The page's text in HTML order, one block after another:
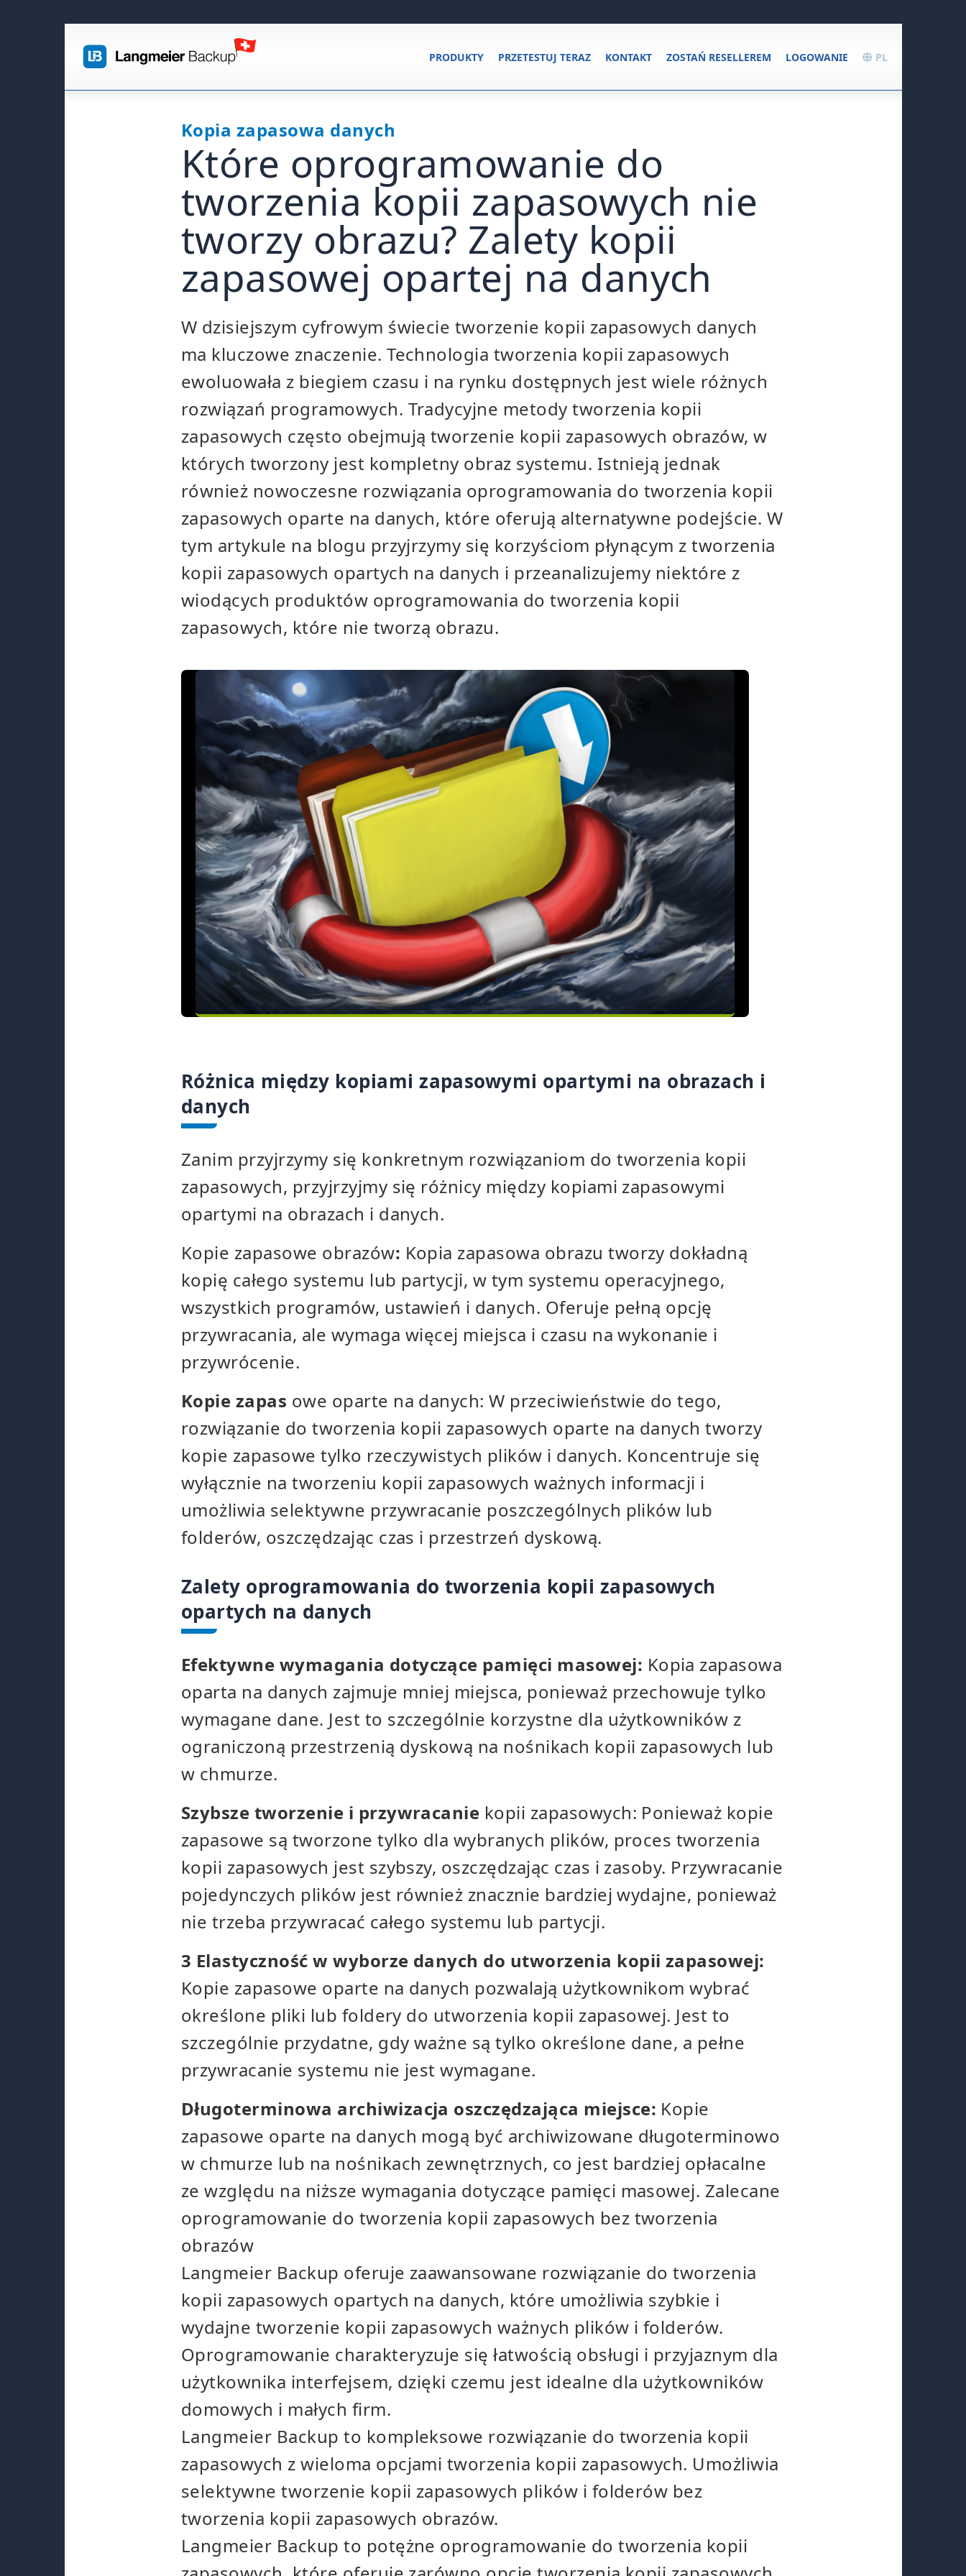
PL
LOGOWANIE
ZOSTAŃ RESELLEREM
KONTAKT
PRZETESTUJ TERAZ
PRODUKTY
Kopia zapasowa danych
Które oprogramowanie do
tworzenia kopii zapasowych nie
tworzy obrazu? Zalety kopii
zapasowej opartej na danych
W dzisiejszym cyfrowym świecie tworzenie kopii zapasowych danych
ma kluczowe znaczenie. Technologia tworzenia kopii zapasowych
ewoluowała z biegiem czasu i na rynku dostępnych jest wiele różnych
rozwiązań programowych. Tradycyjne metody tworzenia kopii
zapasowych często obejmują tworzenie kopii zapasowych obrazów, w
których tworzony jest kompletny obraz systemu. Istnieją jednak
również nowoczesne rozwiązania oprogramowania do tworzenia kopii
zapasowych oparte na danych, które oferują alternatywne podejście. W
tym artykule na blogu przyjrzymy się korzyściom płynącym z tworzenia
kopii zapasowych opartych na danych i przeanalizujemy niektóre z
wiodących produktów oprogramowania do tworzenia kopii
zapasowych, które nie tworzą obrazu.
Różnica między kopiami zapasowymi opartymi na obrazach i
danych
Zanim przyjrzymy się konkretnym rozwiązaniom do tworzenia kopii
zapasowych, przyjrzyjmy się różnicy między kopiami zapasowymi
opartymi na obrazach i danych.
Kopie zapasowe obrazów: Kopia zapasowa obrazu tworzy dokładną
kopię całego systemu lub partycji, w tym systemu operacyjnego,
wszystkich programów, ustawień i danych. Oferuje pełną opcję
przywracania, ale wymaga więcej miejsca i czasu na wykonanie i
przywrócenie.
Kopie zapas owe oparte na danych: W przeciwieństwie do tego,
rozwiązanie do tworzenia kopii zapasowych oparte na danych tworzy
kopie zapasowe tylko rzeczywistych plików i danych. Koncentruje się
wyłącznie na tworzeniu kopii zapasowych ważnych informacji i
umożliwia selektywne przywracanie poszczególnych plików lub
folderów, oszczędzając czas i przestrzeń dyskową.
Zalety oprogramowania do tworzenia kopii zapasowych
opartych na danych
Efektywne wymagania dotyczące pamięci masowej: Kopia zapasowa
oparta na danych zajmuje mniej miejsca, ponieważ przechowuje tylko
wymagane dane. Jest to szczególnie korzystne dla użytkowników z
ograniczoną przestrzenią dyskową na nośnikach kopii zapasowych lub
w chmurze.
Szybsze tworzenie i przywracanie kopii zapasowych: Ponieważ kopie
zapasowe są tworzone tylko dla wybranych plików, proces tworzenia
kopii zapasowych jest szybszy, oszczędzając czas i zasoby. Przywracanie
pojedynczych plików jest również znacznie bardziej wydajne, ponieważ
nie trzeba przywracać całego systemu lub partycji.
3 Elastyczność w wyborze danych do utworzenia kopii zapasowej:
Kopie zapasowe oparte na danych pozwalają użytkownikom wybrać
określone pliki lub foldery do utworzenia kopii zapasowej. Jest to
szczególnie przydatne, gdy ważne są tylko określone dane, a pełne
przywracanie systemu nie jest wymagane.
Długoterminowa archiwizacja oszczędzająca miejsce: Kopie
zapasowe oparte na danych mogą być archiwizowane długoterminowo
w chmurze lub na nośnikach zewnętrznych, co jest bardziej opłacalne
ze względu na niższe wymagania dotyczące pamięci masowej. Zalecane
oprogramowanie do tworzenia kopii zapasowych bez tworzenia
obrazów
Langmeier Backup oferuje zaawansowane rozwiązanie do tworzenia
kopii zapasowych opartych na danych, które umożliwia szybkie i
wydajne tworzenie kopii zapasowych ważnych plików i folderów.
Oprogramowanie charakteryzuje się łatwością obsługi i przyjaznym dla
użytkownika interfejsem, dzięki czemu jest idealne dla użytkowników
domowych i małych firm.
Langmeier Backup to kompleksowe rozwiązanie do tworzenia kopii
zapasowych z wieloma opcjami tworzenia kopii zapasowych. Umożliwia
selektywne tworzenie kopii zapasowych plików i folderów bez
tworzenia kopii zapasowych obrazów.
Langmeier Backup to potężne oprogramowanie do tworzenia kopii